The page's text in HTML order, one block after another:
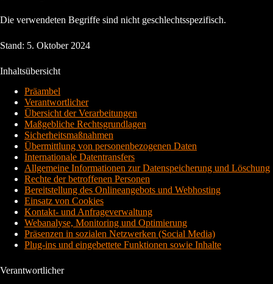
Die verwendeten Begriffe sind nicht geschlechtsspezifisch.
Stand: 5. Oktober 2024
Inhaltsübersicht
Präambel
Verantwortlicher
Übersicht der Verarbeitungen
Maßgebliche Rechtsgrundlagen
Sicherheitsmaßnahmen
Übermittlung von personenbezogenen Daten
Internationale Datentransfers
Allgemeine Informationen zur Datenspeicherung und Löschung
Rechte der betroffenen Personen
Bereitstellung des Onlineangebots und Webhosting
Einsatz von Cookies
Kontakt- und Anfrageverwaltung
Webanalyse, Monitoring und Optimierung
Präsenzen in sozialen Netzwerken (Social Media)
Plug-ins und eingebettete Funktionen sowie Inhalte
Verantwortlicher